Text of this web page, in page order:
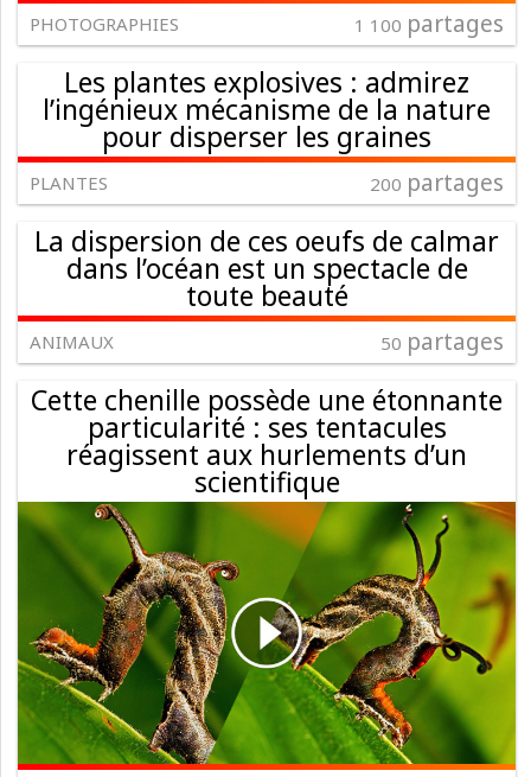
PHOTOGRAPHIES 1 100 partages
Les plantes explosives : admirez
l’ingénieux mécanisme de la nature
pour disperser les graines
PLANTES 200 partages
La dispersion de ces oeufs de calmar
dans l’océan est un spectacle de
toute beauté
ANIMAUX 50 partages
Cette chenille possède une étonnante
particularité : ses tentacules
réagissent aux hurlements d’un
scientifique